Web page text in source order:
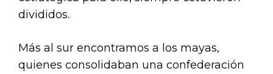
divididos.
Más al sur encontramos a los mayas,
quienes consolidaban una confederación